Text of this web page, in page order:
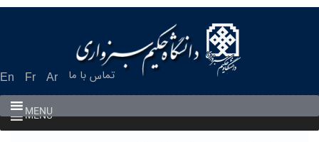
En Fr Ar تماس با ما
MENU
MENU